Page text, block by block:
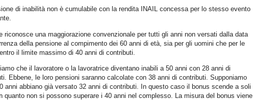
di inabilità non è cumulabile con la rendita INAIL concessa per lo stesso evento
riconosce una maggiorazione convenzionale per tutti gli anni non versati dalla data
della pensione al compimento dei 60 anni di età, sia per gli uomini che per le
il limite massimo di 40 anni di contributi.
che il lavoratore o la lavoratrice diventano inabili a 50 anni con 28 anni di
Ebbene, le loro pensioni saranno calcolate con 38 anni di contributi. Supponiamo
anni abbiano già versato 32 anni di contributi. In questo caso il bonus scende a soli
quanto non si possono superare i 40 anni nel complesso. La misura del bonus viene